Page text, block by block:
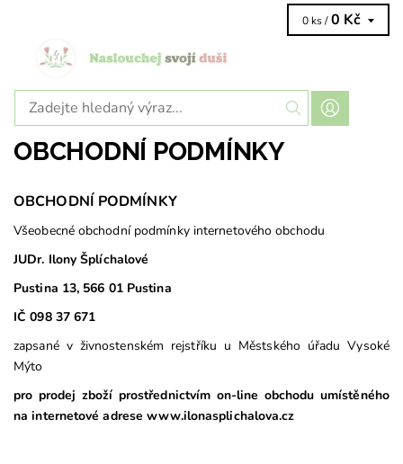
0 ks / 0 Kč
OBCHODNÍ PODMÍNKY
OBCHODNÍ PODMÍNKY
Všeobecné obchodní podmínky internetového obchodu
JUDr. Ilony Šplíchalové
Pustina 13, 566 01 Pustina
IČ 098 37 671
zapsané v živnostenském rejstříku u Městského úřadu Vysoké
Mýto
pro prodej zboží prostřednictvím on-line obchodu umístěného
na internetové adrese www.ilonasplichalova.cz